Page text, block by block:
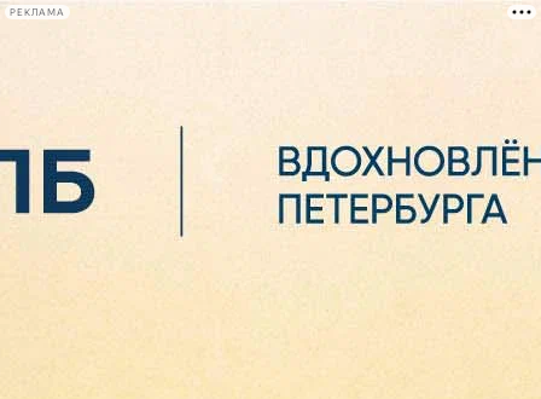
РЕКЛАМА
Сегодня: